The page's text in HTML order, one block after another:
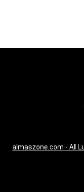
almaszone.com - All